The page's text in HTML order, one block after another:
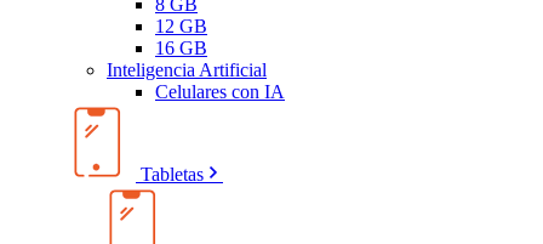
8 GB
12 GB
16 GB
Inteligencia Artificial
Celulares con IA
Tabletas